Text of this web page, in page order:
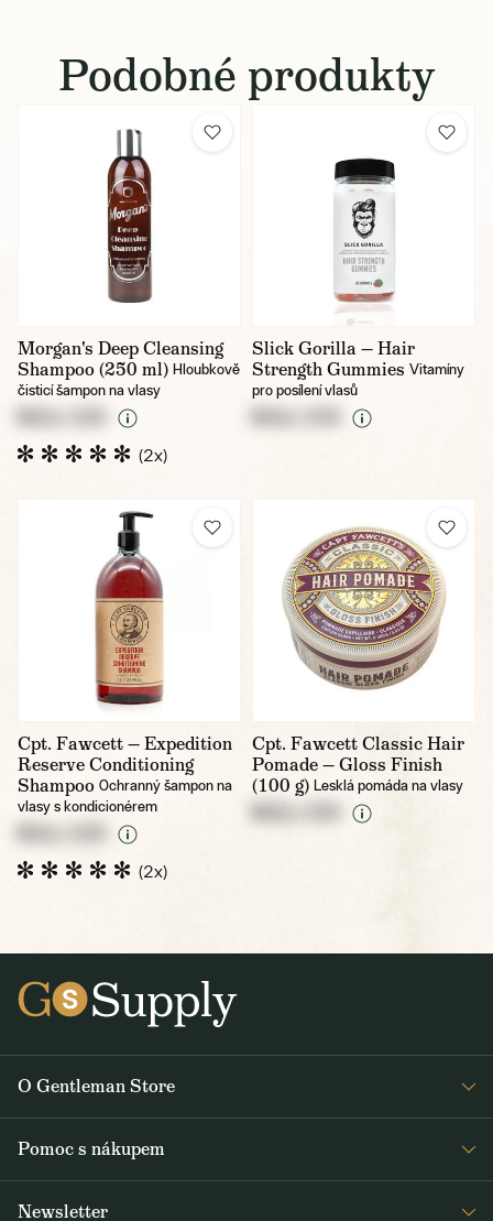
Podobné produkty
Morgan's Deep Cleansing
Shampoo (250 ml) Hloubkově
čisticí šampon na vlasy
(2x)
Slick Gorilla — Hair
Strength Gummies Vitamíny
pro posílení vlasů
Cpt. Fawcett — Expedition
Reserve Conditioning
Shampoo Ochranný šampon na
vlasy s kondicionérem
(2x)
Cpt. Fawcett Classic Hair
Pomade — Gloss Finish
(100 g) Lesklá pomáda na vlasy
O Gentleman Store
Pomoc s nákupem
Newsletter